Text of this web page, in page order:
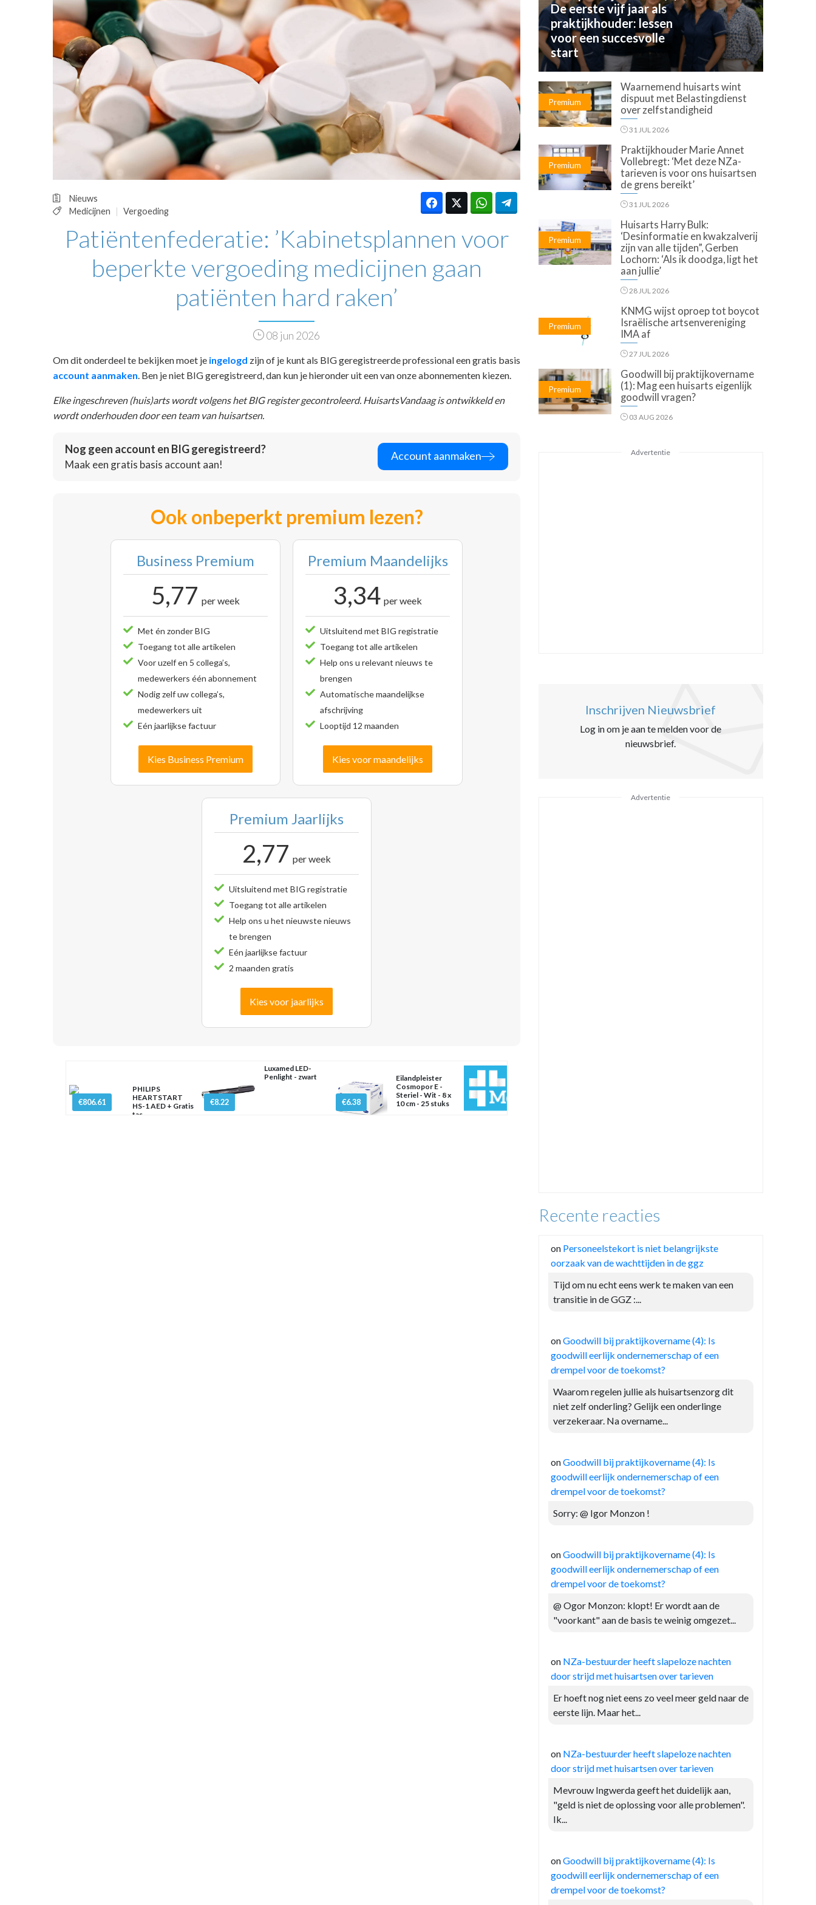
OPINIE
HUISARTSENPOST
PRAKTIJKZAKEN
TARIEVEN
VPHUISARTSEN
MEDISCHE VAKHANDEL
INLOGGEN
REGISTRATIE
Nieuws
Medicijnen
Vergoeding
Patiëntenfederatie: ’Kabinetsplannen voor
beperkte vergoeding medicijnen gaan
patiënten hard raken’
08 jun 2026
Om dit onderdeel te bekijken moet je ingelogd zijn of je kunt als BIG geregistreerde professional een gratis basis
account aanmaken . Ben je niet BIG geregistreerd, dan kun je hieronder uit een van onze abonnementen kiezen.
Elke ingeschreven (huis)arts wordt volgens het BIG register gecontroleerd. HuisartsVandaag is ontwikkeld en
wordt onderhouden door een team van huisartsen.
Nog geen account en BIG geregistreerd?
Maak een gratis basis account aan!
Account aanmaken
Ook onbeperkt premium lezen?
Business Premium
5,77 per week
Met én zonder BIG
Toegang tot alle artikelen
Voor uzelf en 5 collega’s,
medewerkers één abonnement
Nodig zelf uw collega’s,
medewerkers uit
Eén jaarlijkse factuur
Kies Business Premium
Premium Maandelijks
3,34 per week
Uitsluitend met BIG registratie
Toegang tot alle artikelen
Help ons u relevant nieuws te
brengen
Automatische maandelijkse
afschrijving
Looptijd 12 maanden
Kies voor maandelijks
Premium Jaarlijks
2,77 per week
Uitsluitend met BIG registratie
Toegang tot alle artikelen
Help ons u het nieuwste nieuws
te brengen
Eén jaarlijkse factuur
2 maanden gratis
Kies voor jaarlijks
€806.61
PHILIPS
HEARTSTART
HS-1 AED + Gratis
tas
€8.22
Luxamed LED-
Penlight - zwart
€6.38
Eilandpleister
Cosmopor E -
Steriel - Wit - 8 x
10 cm - 25 stuks
De eerste vijf jaar als
praktijkhouder: lessen
voor een succesvolle
start
Premium
Waarnemend huisarts wint
dispuut met Belastingdienst
over zelfstandigheid
31 JUL 2026
Premium
Praktijkhouder Marie Annet
Vollebregt: ‘Met deze NZa-
tarieven is voor ons huisartsen
de grens bereikt’
31 JUL 2026
Premium
Huisarts Harry Bulk:
‘Desinformatie en kwakzalverij
zijn van alle tijden”, Gerben
Lochorn: ‘Als ik doodga, ligt het
aan jullie’
28 JUL 2026
Premium
KNMG wijst oproep tot boycot
Israëlische artsenvereniging
IMA af
27 JUL 2026
Premium
Goodwill bij praktijkovername
(1): Mag een huisarts eigenlijk
goodwill vragen?
03 AUG 2026
Advertentie
Inschrijven Nieuwsbrief
Log in om je aan te melden voor de
nieuwsbrief.
Advertentie
Recente reacties
on Personeelstekort is niet belangrijkste
oorzaak van de wachttijden in de ggz
Tijd om nu echt eens werk te maken van een
transitie in de GGZ :...
onGoodwill bij praktijkovername (4): Is
goodwill eerlijk ondernemerschap of een
drempel voor de toekomst?
Waarom regelen jullie als huisartsenzorg dit
niet zelf onderling? Gelijk een onderlinge
verzekeraar. Na overname...
onGoodwill bij praktijkovername (4): Is
goodwill eerlijk ondernemerschap of een
drempel voor de toekomst?
Sorry: @ Igor Monzon !
onGoodwill bij praktijkovername (4): Is
goodwill eerlijk ondernemerschap of een
drempel voor de toekomst?
@ Ogor Monzon: klopt! Er wordt aan de
"voorkant" aan de basis te weinig omgezet...
on NZa-bestuurder heeft slapeloze nachten
door strijd met huisartsen over tarieven
Er hoeft nog niet eens zo veel meer geld naar de
eerste lijn. Maar het...
on NZa-bestuurder heeft slapeloze nachten
door strijd met huisartsen over tarieven
Mevrouw Ingwerda geeft het duidelijk aan,
"geld is niet de oplossing voor alle problemen".
Ik...
onGoodwill bij praktijkovername (4): Is
goodwill eerlijk ondernemerschap of een
drempel voor de toekomst?